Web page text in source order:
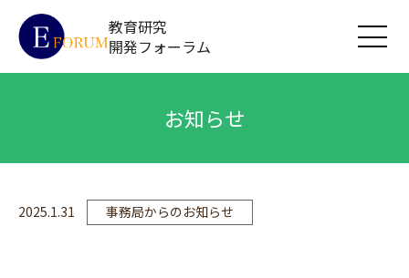
教育研究
開発フォーラム
お知らせ
2025.1.31 事務局からのお知らせ